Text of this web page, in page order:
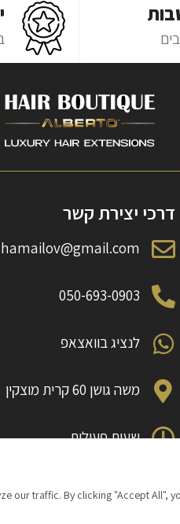
דרכי יצירת קשר
050-693-0903
לנציג בוואצאפ
משה גושן 60 קרית מוצקין
שעות פעילות
our traffic. By clicking "Accept All",